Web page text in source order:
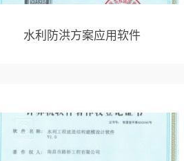
水利防洪方案应用软件